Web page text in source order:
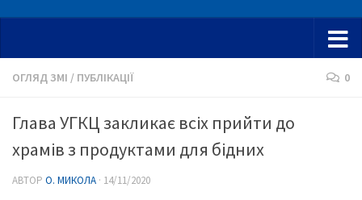
ОГЛЯД ЗМІ / ПУБЛІКАЦІЇ 0
Глава УГКЦ закликає всіх прийти до
храмів з продуктами для бідних
АВТОР О. МИКОЛА · 14/11/2020